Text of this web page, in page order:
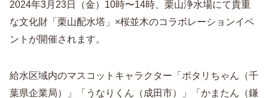
2024年3月23日（金）10時〜14時、栗山浄水場にて貴重
な文化財「栗山配水塔」×桜並木のコラボレーションイベ
ントが開催されます。
給水区域内のマスコットキャラクター「ポタリちゃん（千
葉県企業局）」「うなりくん（成田市）」「かまたん（鎌